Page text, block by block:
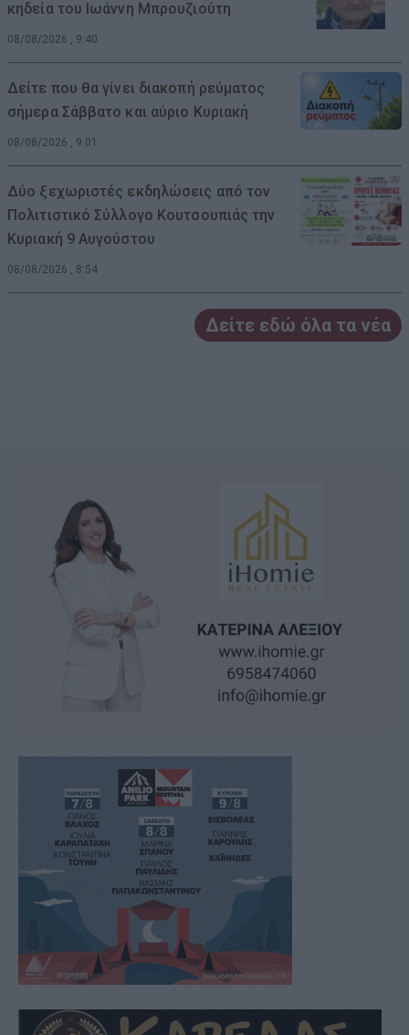
κηδεία του Ιωάννη Μπρουζιούτη
08/08/2026 , 9:40
Δείτε που θα γίνει διακοπή ρεύματος
σήμερα Σάββατο και αύριο Κυριακή
08/08/2026 , 9:01
Δύο ξεχωριστές εκδηλώσεις από τον
Πολιτιστικό Σύλλογο Κουτσουπιάς την
Κυριακή 9 Αυγούστου
08/08/2026 , 8:54
Δείτε εδώ όλα τα νέα